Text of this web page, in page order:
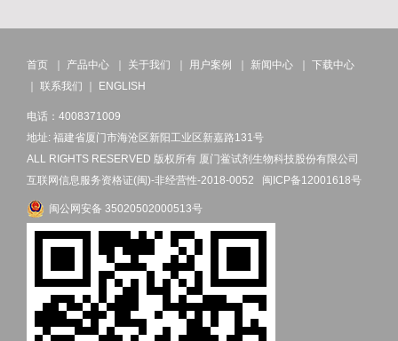
首页 ｜ 产品中心 ｜ 关于我们 ｜ 用户案例 ｜ 新闻中心 ｜ 下载中心
｜ 联系我们 ｜ ENGLISH
电话：4008371009
地址: 福建省厦门市海沧区新阳工业区新嘉路131号
ALL RIGHTS RESERVED 版权所有 厦门鲎试剂生物科技股份有限公司
互联网信息服务资格证(闽)-非经营性-2018-0052 闽ICP备12001618号
闽公网安备 35020502000513号